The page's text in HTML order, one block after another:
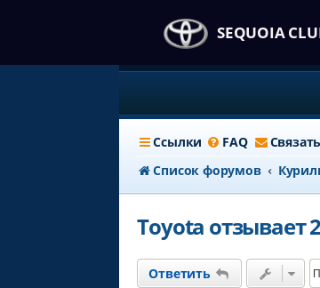
SEQUOIA
Ссылки FAQ
Список форумов
Toyota
Ответить